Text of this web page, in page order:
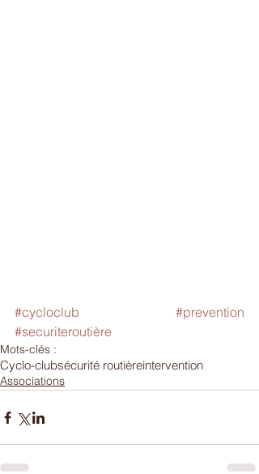
#cycloclub
#prevention
#securiteroutière
Mots-clés :
Cyclo-clubsécurité routièreintervention
Associations